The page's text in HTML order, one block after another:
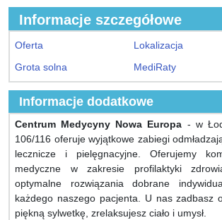
Informacje szczegółowe
Oferta
Lokalizacja
Grota solna
MediRaty
Informacje dodatkowe
Centrum Medycyny Nowa Europa - w
106/116 oferuje wyjątkowe zabiegi
lecznicze i pielęgnacyjne. Oferujemy
medyczne w zakresie profilaktyki
optymalne rozwiązania dobrane
każdego naszego pacjenta. U nas zadbasz
piękną sylwetkę, zrelaksujesz ciało i umysł.